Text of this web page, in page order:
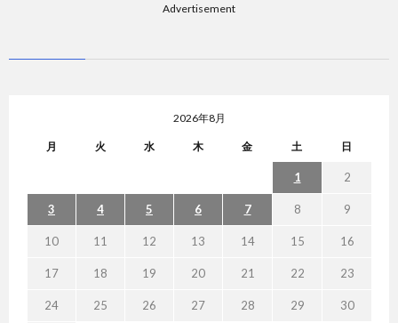
Advertisement
2026年8月
月 火 水 木 金 土 日
1 2
3 4 5 6 7 8 9
10 11 12 13 14 15 16
17 18 19 20 21 22 23
24 25 26 27 28 29 30